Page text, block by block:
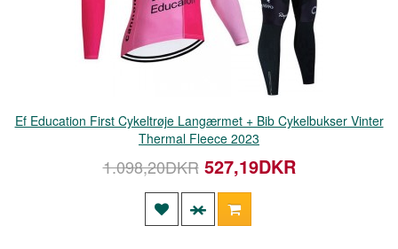
Ef Education First Cykeltrøje Langærmet + Bib Cykelbukser Vinter
Thermal Fleece 2023
1.098,20DKR 527,19DKR